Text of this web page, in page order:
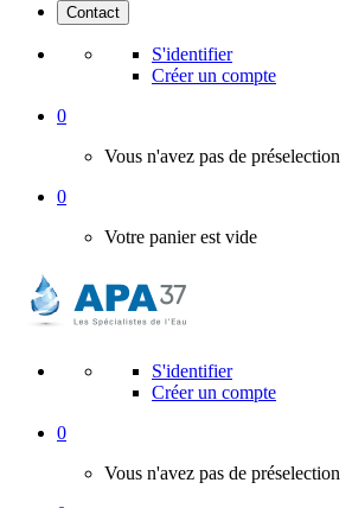
Contact
S'identifier
Créer un compte
0
Vous n'avez pas de préselection
0
Votre panier est vide
S'identifier
Créer un compte
0
Vous n'avez pas de préselection